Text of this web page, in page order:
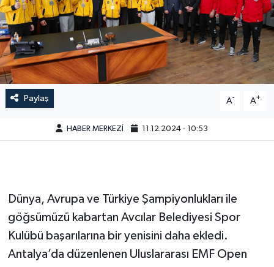
Paylaş A- A+
HABER MERKEZİ 11.12.2024 - 10:53
Dünya, Avrupa ve Türkiye Şampiyonlukları ile
göğsümüzü kabartan Avcılar Belediyesi Spor
Kulübü başarılarına bir yenisini daha ekledi.
Antalya’da düzenlenen Uluslararası EMF Open